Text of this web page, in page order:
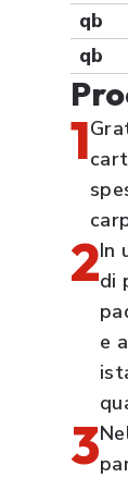
qb
qb
1
2In
di
e
3